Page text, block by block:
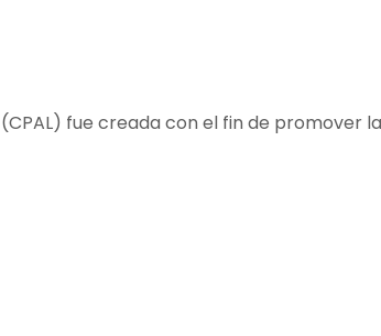
fue creada con el fin de